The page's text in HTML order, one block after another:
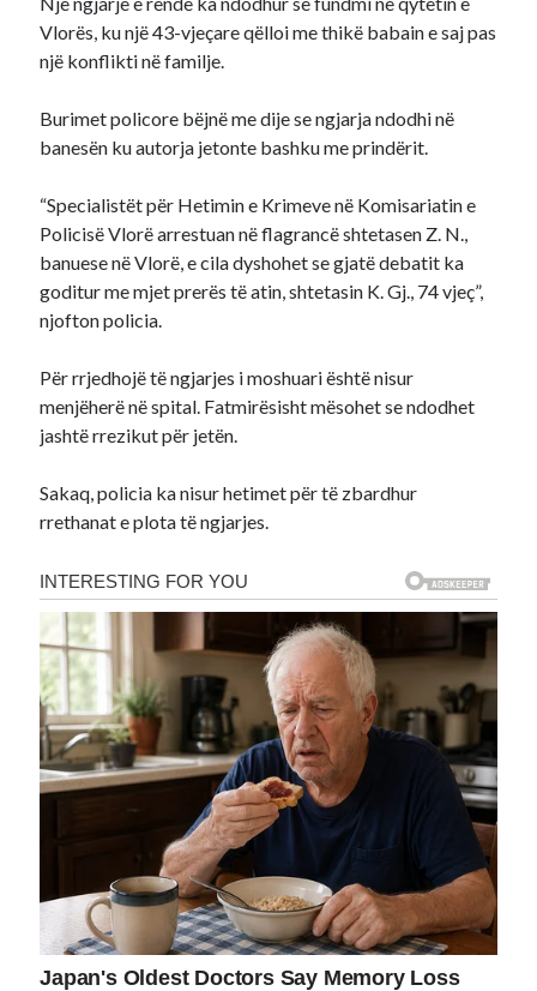
Vlorës, ku një 43-vjeçare qëlloi me thikë babain e saj pas
një konflikti në familje.
Burimet policore bëjnë me dije se ngjarja ndodhi në
banesën ku autorja jetonte bashku me prindërit.
“Specialistët për Hetimin e Krimeve në Komisariatin e
Policisë Vlorë arrestuan në flagrancë shtetasen Z. N.,
banuese në Vlorë, e cila dyshohet se gjatë debatit ka
goditur me mjet prerës të atin, shtetasin K. Gj., 74 vjeç”,
njofton policia.
Për rrjedhojë të ngjarjes i moshuari është nisur
menjëherë në spital. Fatmirësisht mësohet se ndodhet
jashtë rrezikut për jetën.
Sakaq, policia ka nisur hetimet për të zbardhur
rrethanat e plota të ngjarjes.